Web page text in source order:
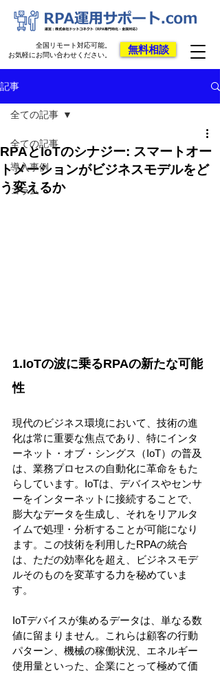
無料相談
全国リモート対応可能。
お気軽にお問い合わせください。
記事
全ての記事
導入事例
コラム
全ての記事
RPAとIoTのシナジー: スマートオー
トメーションがビジネスモデルをど
う変えるか
1.IoTの波に乗るRPAの新たな可能
性
現代のビジネス環境において、技術の進
化は常に重要な焦点であり、特にインタ
ーネット・オブ・シングス（IoT）の普及
は、業務プロセスの自動化に革命をもた
らしています。IoTは、デバイスやセンサ
ーをインターネットに接続することで、
膨大なデータを生成し、それをリアルタ
イムで処理・分析することが可能になり
ます。この技術を利用したRPAの統合
は、ただの効率化を超え、ビジネスモデ
ルそのものを変革する力を秘めていま
す。
IoTデバイスが集めるデータは、単なる数
値に留まりません。これらは顧客の行動
パターン、機械の稼働状況、エネルギー
使用量といった、企業にとって極めて価